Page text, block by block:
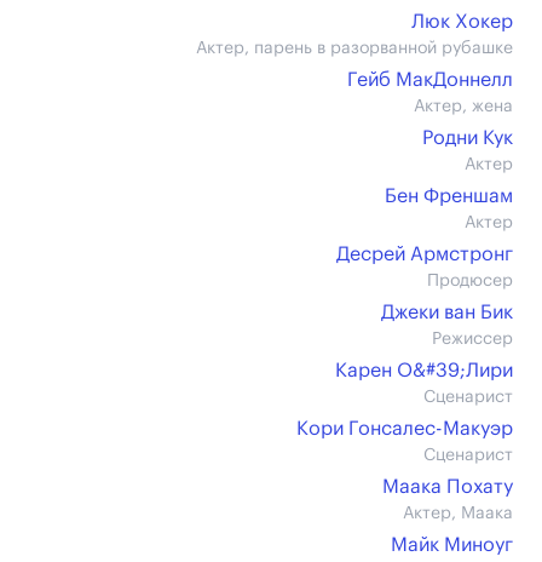
Люк Хокер
Актер, парень в разорванной рубашке
Гейб МакДоннелл
Актер, жена
Родни Кук
Актер
Бен Френшам
Актер
Десрей Армстронг
Продюсер
Джеки ван Бик
Режиссер
Карен О&#39;Лири
Сценарист
Кори Гонсалес-Макуэр
Сценарист
Маака Похату
Актер, Маака
Майк Миноуг